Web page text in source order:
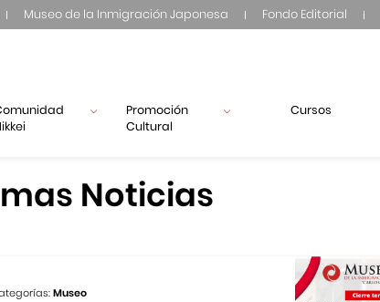
Museo de la Inmigración Japonesa Fondo Editorial
Promoción
Cultural
Cursos
Noticias
Museo